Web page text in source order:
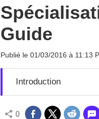
Guide
Publié le 01/03/2016 à 11:13
Introduction
0